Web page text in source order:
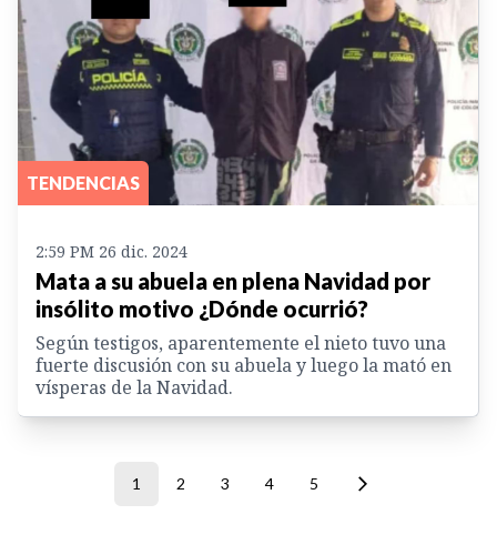
TENDENCIAS
2:59 PM 26 dic. 2024
Mata a su abuela en plena Navidad por
insólito motivo ¿Dónde ocurrió?
Según testigos, aparentemente el nieto tuvo una
fuerte discusión con su abuela y luego la mató en
vísperas de la Navidad.
1 2 3 4 5